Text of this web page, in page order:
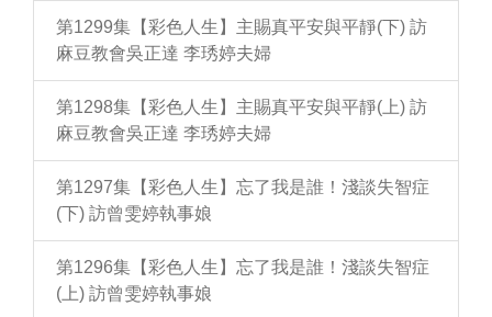
第1299集【彩色人生】主賜真平安與平靜(下) 訪
麻豆教會吳正達 李琇婷夫婦
第1298集【彩色人生】主賜真平安與平靜(上) 訪
麻豆教會吳正達 李琇婷夫婦
第1297集【彩色人生】忘了我是誰！淺談失智症
(下) 訪曾雯婷執事娘
第1296集【彩色人生】忘了我是誰！淺談失智症
(上) 訪曾雯婷執事娘